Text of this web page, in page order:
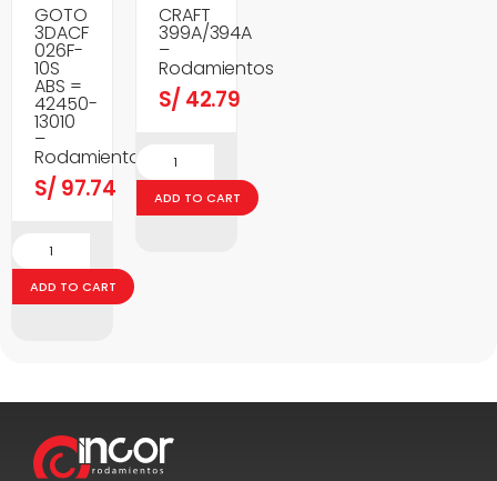
GOTO
3DACF
026F-
10S
ABS =
42450-
13010
–
Rodamientos
S/ 97.74
ADD TO CART
CRAFT
399A/394A
–
Rodamientos
S/ 42.79
ADD TO CART